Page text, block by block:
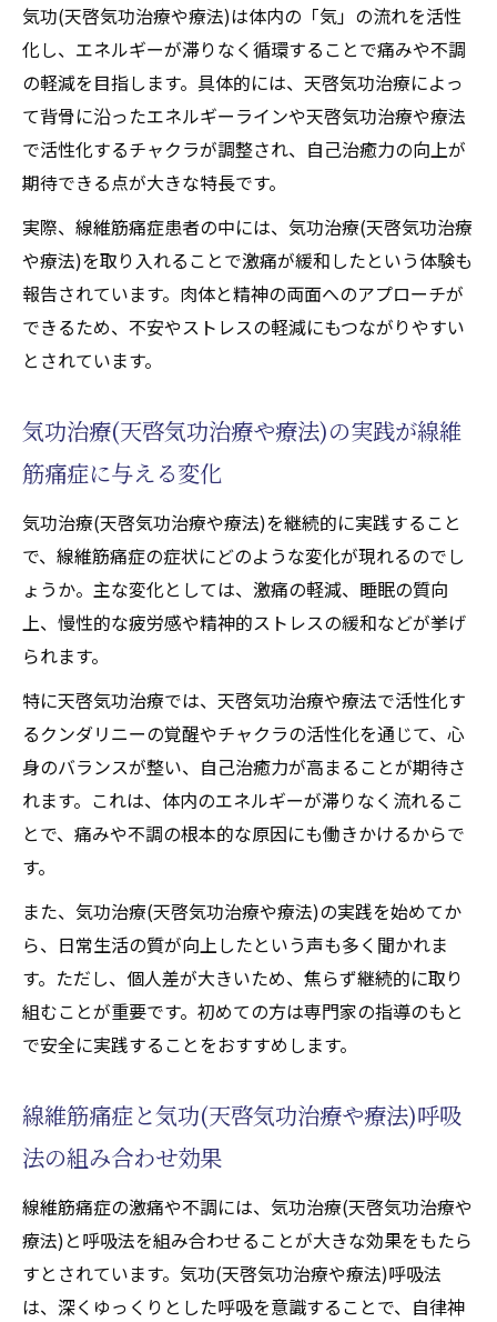
気功(天啓気功治療や療法)は体内の「気」の流れを活性
化し、エネルギーが滞りなく循環することで痛みや不調
の軽減を目指します。具体的には、天啓気功治療によっ
て背骨に沿ったエネルギーラインや天啓気功治療や療法
で活性化するチャクラが調整され、自己治癒力の向上が
期待できる点が大きな特長です。
実際、線維筋痛症患者の中には、気功治療(天啓気功治療
や療法)を取り入れることで激痛が緩和したという体験も
報告されています。肉体と精神の両面へのアプローチが
できるため、不安やストレスの軽減にもつながりやすい
とされています。
気功治療(天啓気功治療や療法)の実践が線維
筋痛症に与える変化
気功治療(天啓気功治療や療法)を継続的に実践すること
で、線維筋痛症の症状にどのような変化が現れるのでし
ょうか。主な変化としては、激痛の軽減、睡眠の質向
上、慢性的な疲労感や精神的ストレスの緩和などが挙げ
られます。
特に天啓気功治療では、天啓気功治療や療法で活性化す
るクンダリニーの覚醒やチャクラの活性化を通じて、心
身のバランスが整い、自己治癒力が高まることが期待さ
れます。これは、体内のエネルギーが滞りなく流れるこ
とで、痛みや不調の根本的な原因にも働きかけるからで
す。
また、気功治療(天啓気功治療や療法)の実践を始めてか
ら、日常生活の質が向上したという声も多く聞かれま
す。ただし、個人差が大きいため、焦らず継続的に取り
組むことが重要です。初めての方は専門家の指導のもと
で安全に実践することをおすすめします。
線維筋痛症と気功(天啓気功治療や療法)呼吸
法の組み合わせ効果
線維筋痛症の激痛や不調には、気功治療(天啓気功治療や
療法)と呼吸法を組み合わせることが大きな効果をもたら
すとされています。気功(天啓気功治療や療法)呼吸法
は、深くゆっくりとした呼吸を意識することで、自律神